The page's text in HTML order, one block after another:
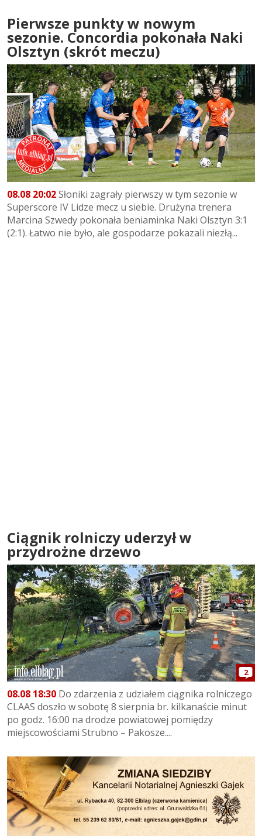
Pierwsze punkty w nowym
sezonie. Concordia pokonała Naki
Olsztyn (skrót meczu)
08.08 20:02Słoniki zagrały pierwszy w tym sezonie w
Superscore IV Lidze mecz u siebie. Drużyna trenera
Marcina Szwedy pokonała beniaminka Naki Olsztyn 3:1
(2:1). Łatwo nie było, ale gospodarze pokazali niezłą...
Ciągnik rolniczy uderzył w
przydrożne drzewo
2
08.08 18:30 Do zdarzenia z udziałem ciągnika rolniczego
CLAAS doszło w sobotę 8 sierpnia br. kilkanaście minut
po godz. 16:00 na drodze powiatowej pomiędzy
miejscowościami Strubno – Pakosze....